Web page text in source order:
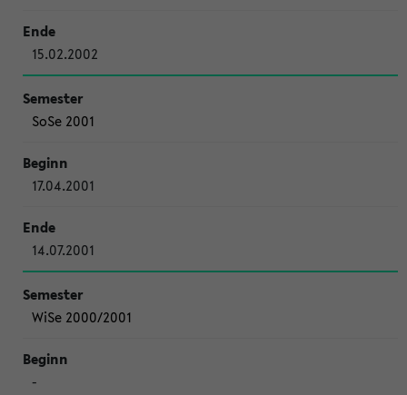
15.02.2002
SoSe 2001
17.04.2001
14.07.2001
WiSe 2000/2001
-